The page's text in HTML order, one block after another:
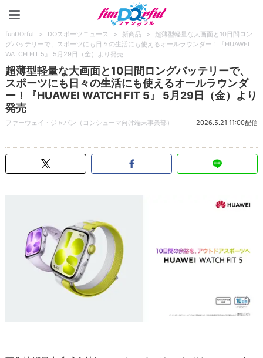
funDOrful > DOスポーツニュース > 新商品 >
超薄型軽量な大画面と10日間ロン
グバッテリーで、スポーツにも日々の生活にも使えるオールラウンダー！『HUAWEI
WATCH FIT 5』 5月29日（金）より発売
超薄型軽量な大画面と10日間ロングバッテリーで、
スポーツにも日々の生活にも使えるオールラウンダ
ー！『HUAWEI WATCH FIT 5』 5月29日（金）より
発売
ファーウェイ・ジャパン（コンシューマ向け端末事業部） 2026.5.21 11:00配信